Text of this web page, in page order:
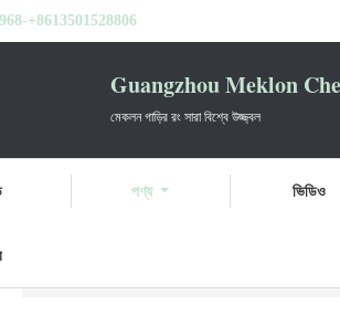
+8613501528806
Guangzhou Meklon
মেকলন গাড়ির রং সারা বিশ্বে উজ্জ্বল
পণ্য ভিডিও